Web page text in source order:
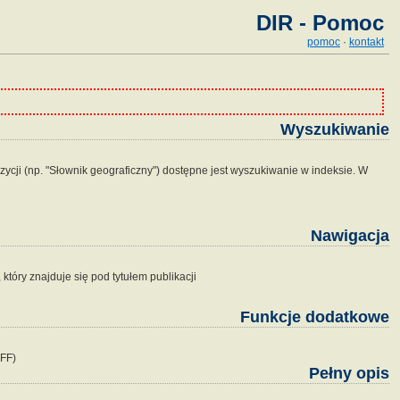
DIR - Pomoc
pomoc · kontakt
Wyszukiwanie
(np. "Słownik geograficzny") dostępne jest wyszukiwanie w indeksie. W
Nawigacja
znajduje się pod tytułem publikacji
Funkcje dodatkowe
Pełny opis